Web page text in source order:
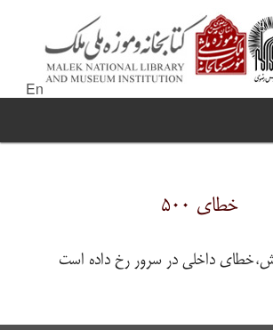
En
خطای ۵۰۰
داخلی در سرور رخ داده است